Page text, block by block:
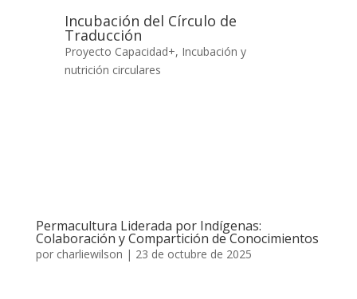
Incubación del Círculo de
Traducción
Proyecto Capacidad+, Incubación y
nutrición circulares
Permacultura Liderada por Indígenas:
Colaboración y Compartición de Conocimientos
por charliewilson | 23 de octubre de 2025